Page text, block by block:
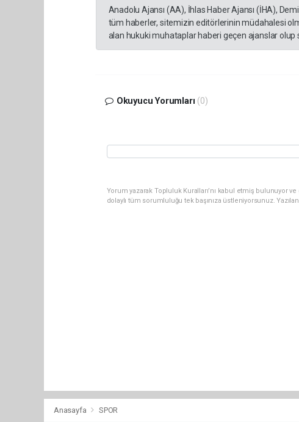
Anadolu Ajansı (AA), İhlas Haber Ajansı (İHA),
tüm haberler, sitemizin editörlerinin müdahalesi
alan hukuki muhataplar haberi geçen ajanslar
Okuyucu Yorumları (0)
Yorum yazarak Topluluk Kuralları’nı kabul etmiş bulunuyor
dolaylı tüm sorumluluğu tek başınıza üstleniyorsunuz.
Anasayfa SPOR